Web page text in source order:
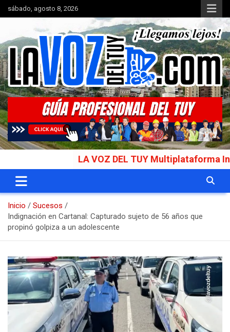
Saltar
al
sábado, agosto 8, 2026
La Voz del Tuy
Portal de noticias
LA VOZ DEL TUY Multiplataforma
Inicio
Sucesos
Indignación en Cartanal: Capturado sujeto de 56 años que
propinó golpiza a un adolescente